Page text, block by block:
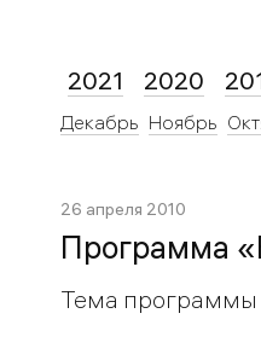
2021 2020
Декабрь Ноябрь
26 апреля 2010
Программа
Тема программы